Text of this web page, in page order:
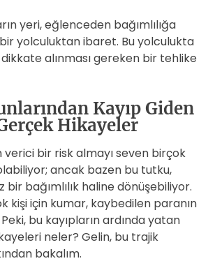
yeri, eğlenceden bağımlılığa
yolculuktan ibaret. Bu yolculukta
alınması gereken bir tehlike
Kayıp Giden
Hikayeler
verici bir risk almayı seven birçok
ancak bazen bu tutku,
bağımlılık haline dönüşebiliyor.
kişi için kumar, kaybedilen paranın
bu kayıpların ardında yatan
neler? Gelin, bu trajik
bakalım.